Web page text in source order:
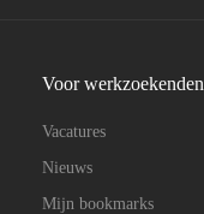
Voor werkzoekenden
Vacatures
Nieuws
Mijn bookmarks